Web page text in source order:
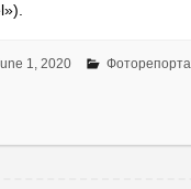
1, 2020